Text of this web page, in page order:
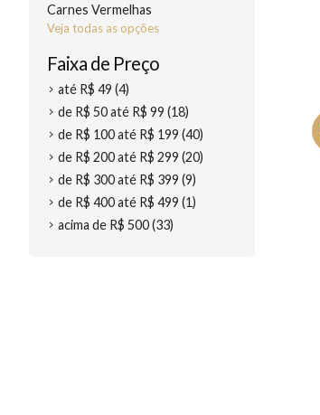
Carnes Vermelhas
Veja todas as opções
Faixa de Preço
até R$ 49 (4)
de R$ 50 até R$ 99 (18)
de R$ 100 até R$ 199 (40)
de R$ 200 até R$ 299 (20)
de R$ 300 até R$ 399 (9)
de R$ 400 até R$ 499 (1)
acima de R$ 500 (33)